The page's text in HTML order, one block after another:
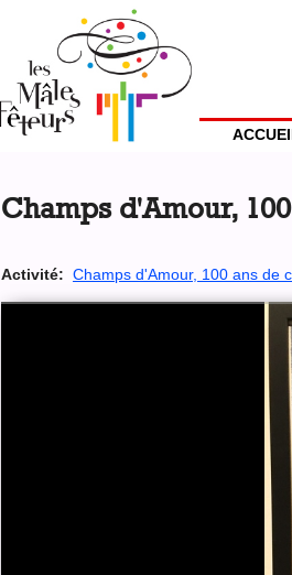
Menu
Utilisateur
top
Champs d'Amour,
Activité: Champs d'Amour, 100 ans de
top